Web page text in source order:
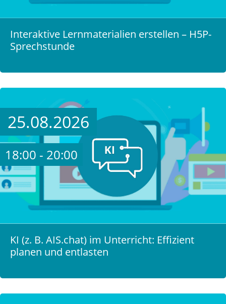
Interaktive Lernmaterialien erstellen – H5P-
Sprechstunde
25.08.2026
18:00 - 20:00
KI (z. B. AIS.chat) im Unterricht: Effizient
planen und entlasten